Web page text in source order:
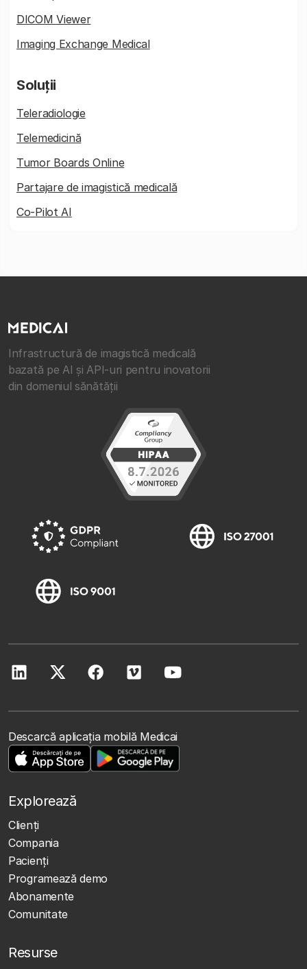
DICOM Viewer
Imaging Exchange Medical
Soluții
Teleradiologie
Telemedicină
Tumor Boards Online
Partajare de imagistică medicală
Co-Pilot AI
Infrastructură de imagistică medicală
bazată pe AI și API-uri pentru inovatorii
din domeniul sănătății
Descarcă aplicația mobilă Medicai
Explorează
Clienţi
Compania
Pacienți
Programează demo
Abonamente
Comunitate
Resurse